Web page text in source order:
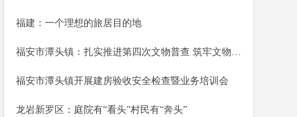
福建：一个理想的旅居目的地
福安市潭头镇：扎实推进第四次文物普查 筑牢文物保护安全屏障
福安市潭头镇开展建房验收安全检查暨业务培训会
龙岩新罗区：庭院有“看头”村民有“奔头”